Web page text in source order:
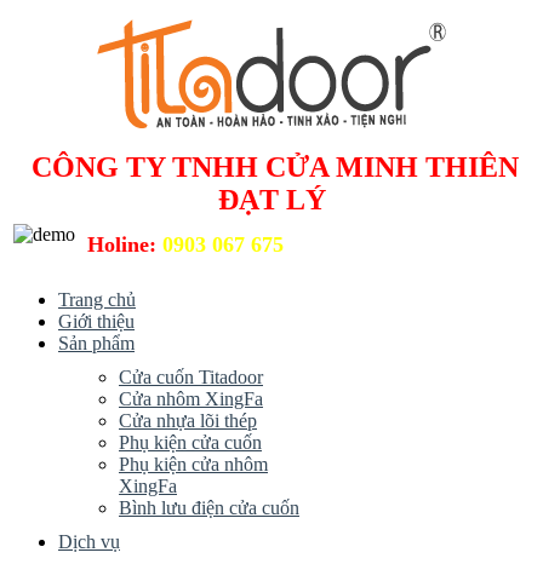
CÔNG TY TNHH CỬA MINH THIÊN
ĐẠT LÝ
Holine: 0903 067 675
Trang chủ
Giới thiệu
Sản phẩm
Cửa cuốn Titadoor
Cửa nhôm XingFa
Cửa nhựa lõi thép
Phụ kiện cửa cuốn
Phụ kiện cửa nhôm
XingFa
Bình lưu điện cửa cuốn
Dịch vụ